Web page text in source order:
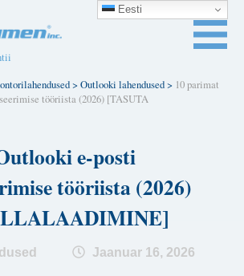
>Outlooki lahendused> 10 parimat
tööriista (2026) [TASUTA
e-posti
tööriista (2026)
Jaanuar 16, 2026
Eesti